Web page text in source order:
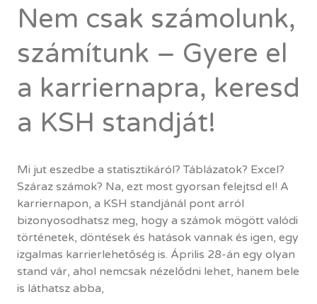
Nem csak számolunk,
számítunk – Gyere el
a karriernapra, keresd
a KSH standját!
Mi jut eszedbe a statisztikáról? Táblázatok? Excel?
Száraz számok? Na, ezt most gyorsan felejtsd el! A
karriernapon, a KSH standjánál pont arról
bizonyosodhatsz meg, hogy a számok mögött valódi
történetek, döntések és hatások vannak és igen, egy
izgalmas karrierlehetőség is. Április 28-án egy olyan
stand vár, ahol nemcsak nézelődni lehet, hanem bele
is láthatsz abba,